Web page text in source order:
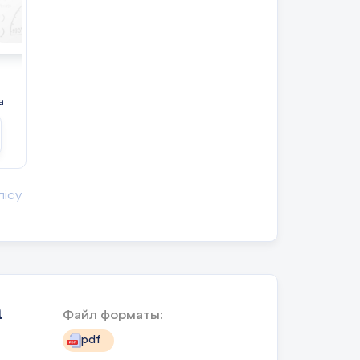
Файл форматы:
pdf